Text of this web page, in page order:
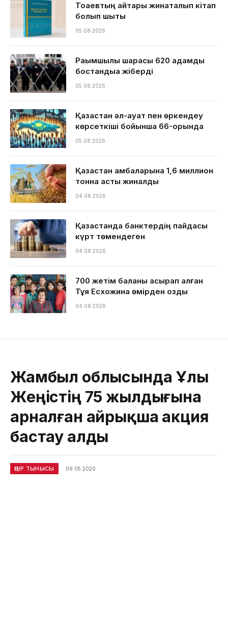
Тоқаевтың айтқары жинақталып кітап
болып шықты
05.08.2026
Рақымшылық шарасы 620 адамды
бостандыққа жіберді
05.08.2026
Қазақстан әл-ауқат пен өркендеу
көрсеткіші бойынша 66-орында
05.08.2026
Қазақстан қамбаларына 1,6 миллион
тонна астық жиналды
04.08.2026
Қазақстанда банктердің пайдасы
күрт төмендеген
04.08.2026
700 жетім баланы асырап алған
Тұяқ Есхожина өмірден озды
04.08.2026
Жамбыл облысында Ұлы
Жеңістің 75 жылдығына
арналған айрықша акция
бастау алды
ӨҢІР ТЫНЫСЫ 09.05.2020